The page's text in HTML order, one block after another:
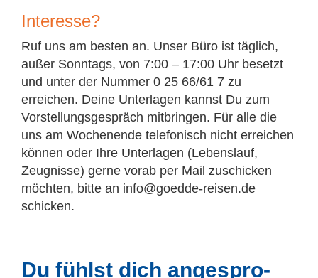
In­ter­es­se?
Ruf uns am besten an. Unser Büro ist täglich,
außer Sonntags, von 7:00 – 17:00 Uhr besetzt
und unter der Nummer 0 25 66/61 7 zu
erreichen. Deine Unterlagen kannst Du zum
Vorstellungsgespräch mitbringen. Für alle die
uns am Wochenende telefonisch nicht erreichen
können oder Ihre Unterlagen (Lebenslauf,
Zeugnisse) gerne vorab per Mail zuschicken
möchten, bitte an info@goedde-reisen.de
schicken.
Du fühlst dich an­ge­spro­